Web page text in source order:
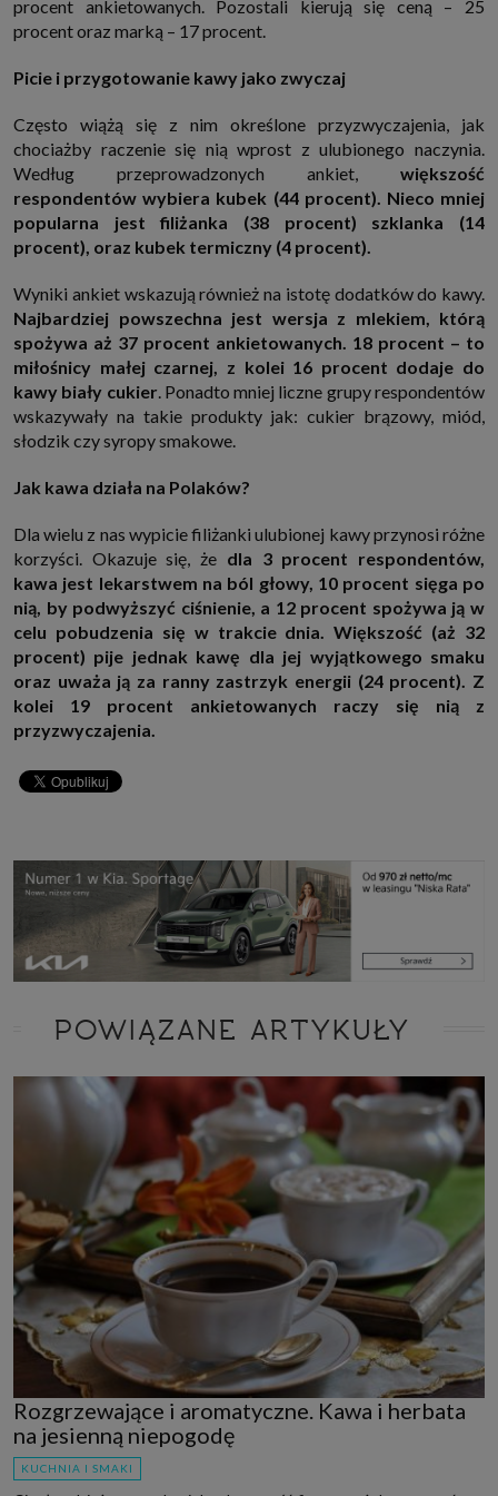
które przeglądarka wysyła do serwera przy każdorazowym wejściu na
stronę z tego urządzenia, podczas gdy odwiedzasz strony w Internecie.
Szczegółową informację na temat plików cookie i ich funkcjonowania
o tym jak zmienić ustawienia przeglądarki, aby ograniczyć lub wyłączyć
Twoje uprawnienia
Przysługują Ci następujące uprawnienia wobec Twoich danych i ich
przetwarzania przez nas, inne podmioty z Grupy SAGIER i Zaufanych
Partnerów:
1. Jeśli udzieliłeś zgody na przetwarzanie danych możesz ją w każdej
chwili wycofać (cofnięcie zgody oczywiście nie uchyli zgodności z prawem
przetwarzania już dokonanego na jej podstawie);
2. Masz również prawo żądania dostępu do Twoich danych osobowych, ich
sprostowania, usunięcia lub ograniczenia przetwarzania, prawo do
przeniesienia danych, wyrażenia sprzeciwu wobec przetwarzania danych
oraz prawo do wniesienia skargi do organu nadzorczego, którym w Polsce
jest Prezes Urzędu Ochrony Danych Osobowych. Pod tym adresem
znajdziesz dodatkowe informacje dotyczące przetwarzania danych i
Twoich uprawnień.
procent ankietowanych. Pozostali kierują się ceną – 25
procent oraz marką – 17 procent.
Picie i przygotowanie kawy jako zwyczaj
Często wiążą się z nim określone przyzwyczajenia, jak
chociażby raczenie się nią wprost z ulubionego naczynia.
Według przeprowadzonych ankiet, większość
respondentów wybiera kubek (44 procent). Nieco mniej
popularna jest filiżanka (38 procent) szklanka (14
procent), oraz kubek termiczny (4 procent).
Wyniki ankiet wskazują również na istotę dodatków do kawy.
Najbardziej powszechna jest wersja z mlekiem, którą
spożywa aż 37 procent ankietowanych. 18 procent – to
miłośnicy małej czarnej, z kolei 16 procent dodaje do
kawy biały cukier. Ponadto mniej liczne grupy respondentów
wskazywały na takie produkty jak: cukier brązowy, miód,
słodzik czy syropy smakowe.
Jak kawa działa na Polaków?
Dla wielu z nas wypicie filiżanki ulubionej kawy przynosi różne
korzyści. Okazuje się, że dla 3 procent respondentów,
kawa jest lekarstwem na ból głowy, 10 procent sięga po
nią, by podwyższyć ciśnienie, a 12 procent spożywa ją w
celu pobudzenia się w trakcie dnia. Większość (aż 32
procent) pije jednak kawę dla jej wyjątkowego smaku
oraz uważa ją za ranny zastrzyk energii (24 procent). Z
kolei 19 procent ankietowanych raczy się nią z
przyzwyczajenia.
POWIĄZANE ARTYKUŁY
Rozgrzewające i aromatyczne. Kawa i herbata
na jesienną niepogodę
KUCHNIA I SMAKI